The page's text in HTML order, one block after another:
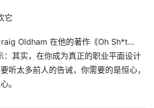
它
Oldham 在他的著作《Oh Sh*t...
其实，在你成为真正的职业平面设计
听太多前人的告诫，你需要的是恒心，
。